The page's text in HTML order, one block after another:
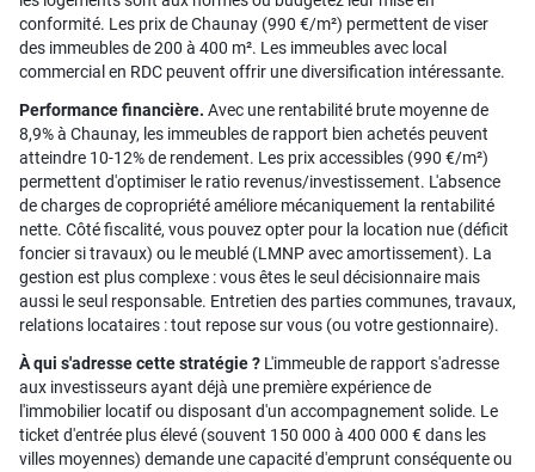
conformité. Les prix de Chaunay (990 €/m²) permettent de viser
des immeubles de 200 à 400 m². Les immeubles avec local
commercial en RDC peuvent offrir une diversification intéressante.
Performance financière. Avec une rentabilité brute moyenne de
8,9% à Chaunay, les immeubles de rapport bien achetés peuvent
atteindre 10-12% de rendement. Les prix accessibles (990 €/m²)
permettent d'optimiser le ratio revenus/investissement. L'absence
de charges de copropriété améliore mécaniquement la rentabilité
nette. Côté fiscalité, vous pouvez opter pour la location nue (déficit
foncier si travaux) ou le meublé (LMNP avec amortissement). La
gestion est plus complexe : vous êtes le seul décisionnaire mais
aussi le seul responsable. Entretien des parties communes, travaux,
relations locataires : tout repose sur vous (ou votre gestionnaire).
À qui s'adresse cette stratégie ? L'immeuble de rapport s'adresse
aux investisseurs ayant déjà une première expérience de
l'immobilier locatif ou disposant d'un accompagnement solide. Le
ticket d'entrée plus élevé (souvent 150 000 à 400 000 € dans les
villes moyennes) demande une capacité d'emprunt conséquente ou